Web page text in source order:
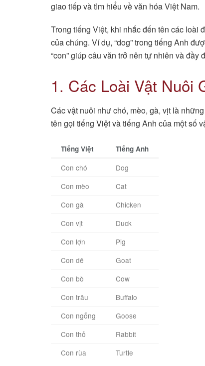
giao tiếp và tìm hiểu về văn hóa Việt Nam.
Trong tiếng Việt, khi nhắc đến tên các loài
của chúng. Ví dụ, “dog” trong tiếng Anh
“con” giúp câu văn trở nên tự nhiên và đầy
1. Các Loài Vật Nuôi
Các vật nuôi như chó, mèo, gà, vịt là
tên gọi tiếng Việt và tiếng Anh của một số
Tiếng Việt Tiếng Anh
Con chó
Dog
Con mèo
Cat
Con gà
Chicken
Con vịt
Duck
Con lợn
Pig
Con dê
Goat
Con bò
Cow
Con trâu
Buffalo
Con ngỗng
Goose
Con thỏ
Rabbit
Con rùa
Turtle